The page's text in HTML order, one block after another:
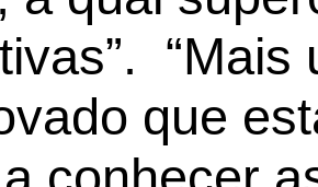
“Mais
que